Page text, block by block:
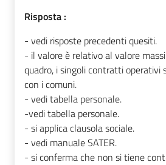
Risposta :
- vedi risposte precedenti quesiti.
- il valore è relativo al valore
quadro, i singoli contratti
con i comuni.
- vedi tabella personale.
-vedi tabella personale.
- si applica clausola sociale.
- vedi manuale SATER.
- si conferma che non si tiene